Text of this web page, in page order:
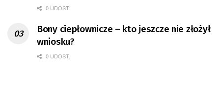
0 UDOST.
Bony ciepłownicze – kto jeszcze nie złożył
wniosku?
0 UDOST.